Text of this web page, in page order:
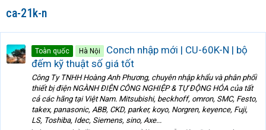
ca-21k-n
Toàn quốc Hà Nội
Conch nhập mới | CU-60K-N | bộ
đếm kỹ thuật số giá tốt
Công Ty TNHH Hoàng Anh Phương, chuyên nhập khẩu và phân phối
thiết bị điện NGÀNH ĐIỆN CÔNG NGHIỆP & TỰ ĐỘNG HÓA của tất
cả các hãng tại Việt Nam. Mitsubishi, beckhoff, omron, SMC, Festo,
takex, panasonic, ABB, CKD, parker, koyo, Norgren, keyence, Fuji,
LS, Toshiba, Idec, Siemens, sino, Axe...